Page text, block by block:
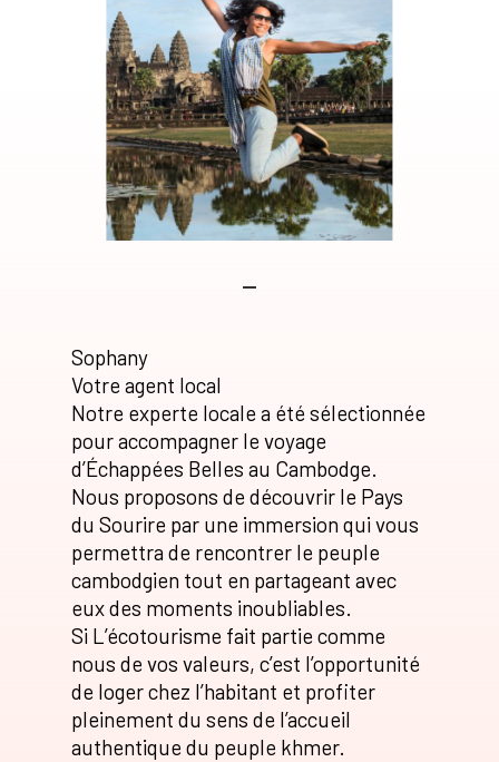
Sophany
Votre agent local
Notre experte locale a été sélectionnée
pour accompagner le voyage
d’Échappées Belles au Cambodge.
Nous proposons de découvrir le Pays
du Sourire par une immersion qui vous
permettra de rencontrer le peuple
cambodgien tout en partageant avec
eux des moments inoubliables.
Si L’écotourisme fait partie comme
nous de vos valeurs, c’est l’opportunité
de loger chez l’habitant et profiter
pleinement du sens de l’accueil
authentique du peuple khmer.